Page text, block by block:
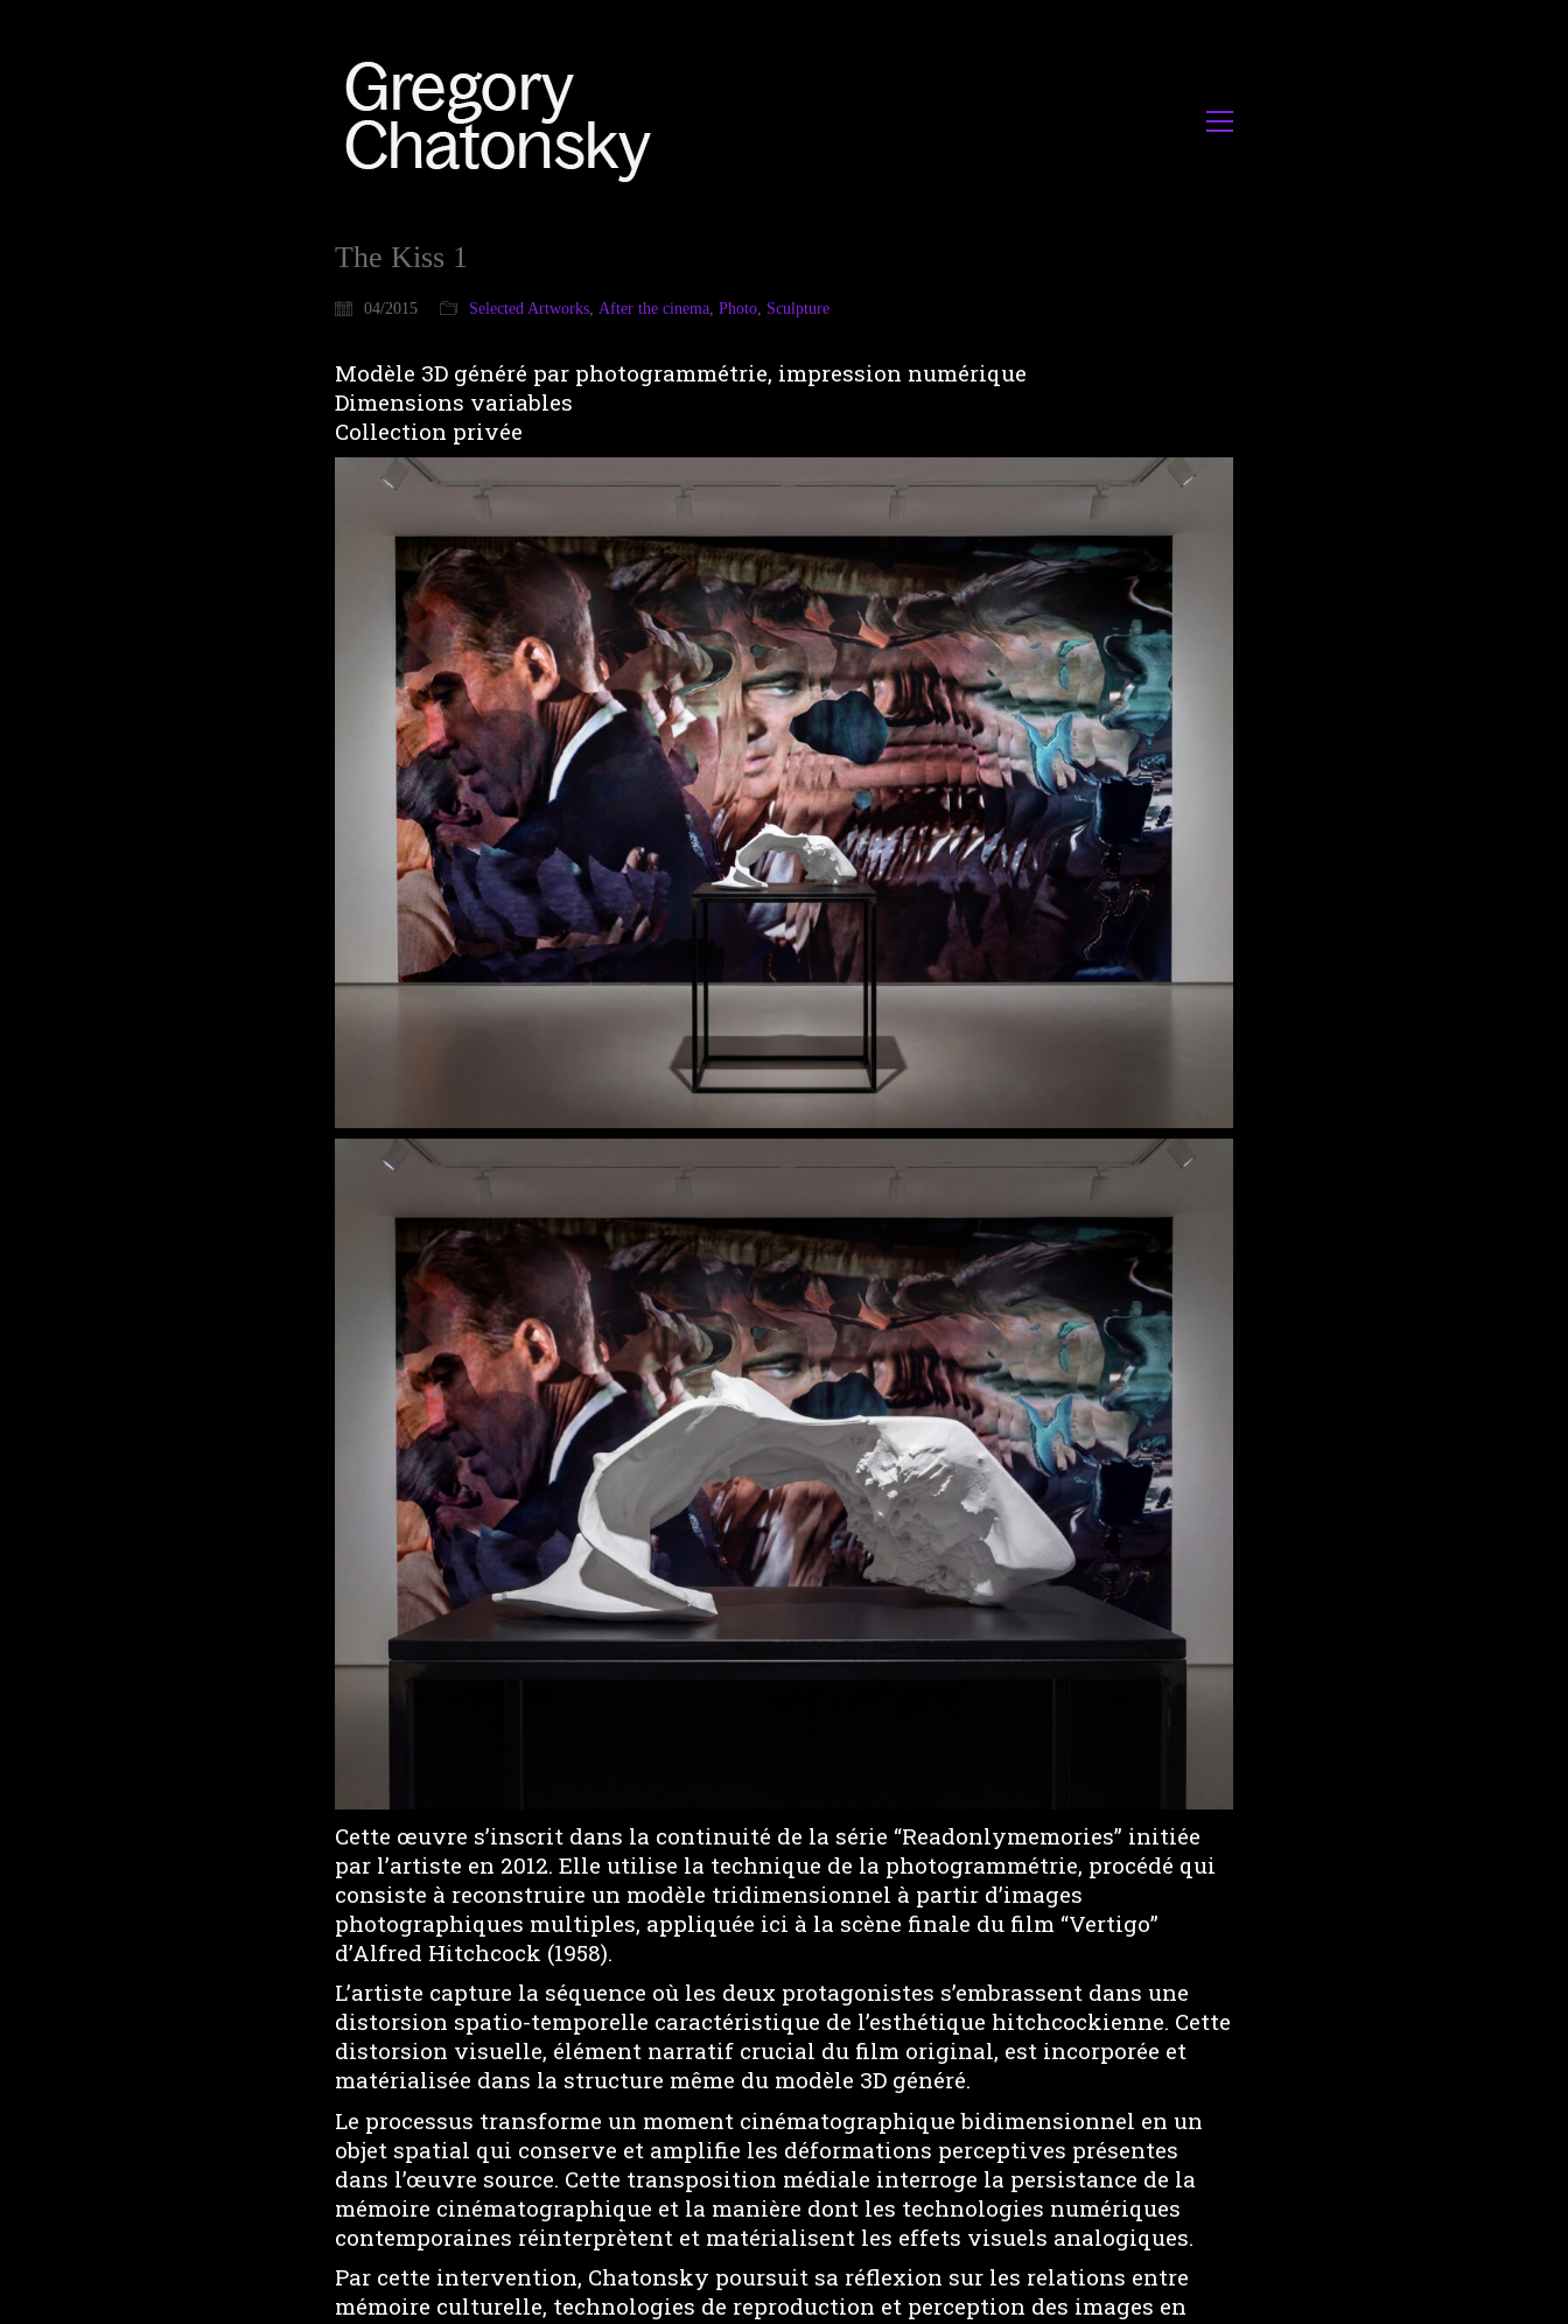
The Kiss 1
04/2015 Selected Artworks, After the cinema, Photo, Sculpture
Modèle 3D généré par photogrammétrie, impression numérique
Dimensions variables
Collection privée
Cette œuvre s’inscrit dans la continuité de la série “Readonlymemories” initiée
par l’artiste en 2012. Elle utilise la technique de la photogrammétrie, procédé qui
consiste à reconstruire un modèle tridimensionnel à partir d’images
photographiques multiples, appliquée ici à la scène finale du film “Vertigo”
d’Alfred Hitchcock (1958).
L’artiste capture la séquence où les deux protagonistes s’embrassent dans une
distorsion spatio-temporelle caractéristique de l’esthétique hitchcockienne. Cette
distorsion visuelle, élément narratif crucial du film original, est incorporée et
matérialisée dans la structure même du modèle 3D généré.
Le processus transforme un moment cinématographique bidimensionnel en un
objet spatial qui conserve et amplifie les déformations perceptives présentes
dans l’œuvre source. Cette transposition médiale interroge la persistance de la
mémoire cinématographique et la manière dont les technologies numériques
contemporaines réinterprètent et matérialisent les effets visuels analogiques.
Par cette intervention, Chatonsky poursuit sa réflexion sur les relations entre
mémoire culturelle, technologies de reproduction et perception des images en